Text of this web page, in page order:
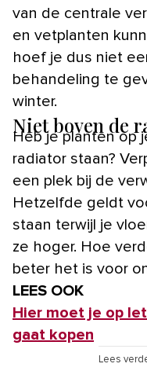
van de centrale
en vetplanten
hoef je dus niet
behandeling te
winter.
Niet boven de
Heb je planten op
radiator staan?
een plek bij de
Hetzelfde geldt
staan terwijl je
ze hoger. Hoe
beter het is voor
LEES OOK
Hier moet je op
gaat kopen
Lees